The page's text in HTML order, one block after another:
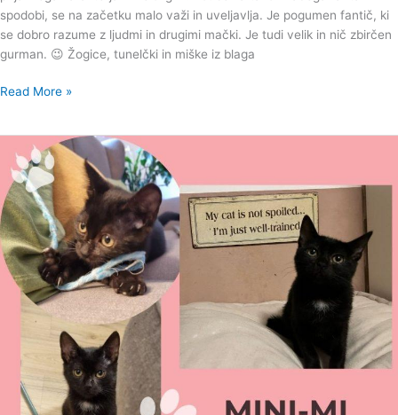
spodobi, se na začetku malo važi in uveljavlja. Je pogumen fantič, ki
se dobro razume z ljudmi in drugimi mački. Je tudi velik in nič zbirčen
gurman. 😉 Žogice, tunelčki in miške iz blaga
Read More »
Mini-
Mi